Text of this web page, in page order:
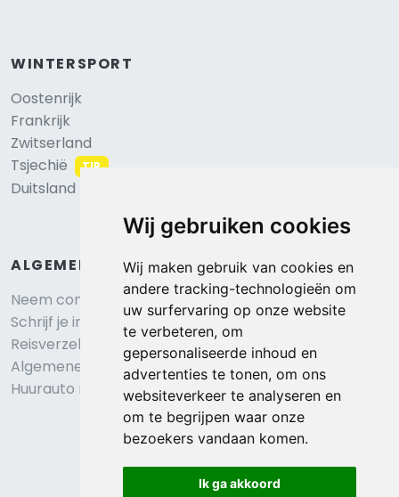
Wij gebruiken cookies
Wij maken gebruik van cookies en
andere tracking-technologieën om
uw surfervaring op onze website
te verbeteren, om
gepersonaliseerde inhoud en
advertenties te tonen, om ons
websiteverkeer te analyseren en
om te begrijpen waar onze
bezoekers vandaan komen.
Ik ga akkoord
WINTERSPORT
Oostenrijk
Frankrijk
Zwitserland
Tsjechië
TIP
Duitsland
ALGEMEEN
Neem contact op
Schrijf je in voor onze nieuwsbrief
Reisverzekering afsluiten
Algemene voorwaarden
Huurauto reserveren